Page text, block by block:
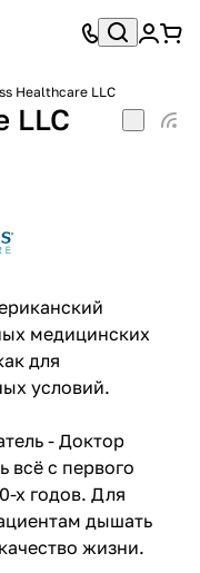
Healthcare LLC
LLC
медицинских
для
условий.
- Доктор
всё с первого
х годов. Для
дышать
жизни.